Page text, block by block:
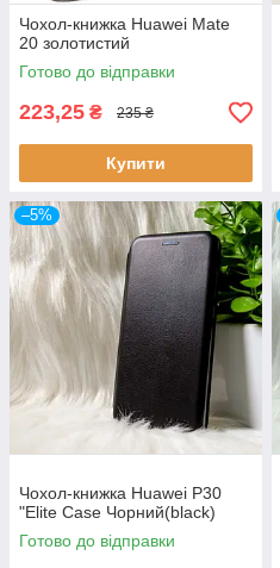
Чохол-книжка Huawei Mate
20 золотистий
Готово до відправки
223,25 ₴ 235 ₴
Купити
–5%
Чохол-книжка Huawei P30
"Elite Case Чорний(black)
Готово до відправки